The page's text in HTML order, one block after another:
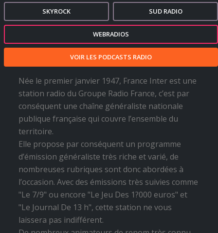
SKYROCK SUD RADIO
WEBRADIOS
VOIR LES PODCASTS RADIO
Née le premier janvier 1947, France Inter est une
station radio du Groupe Radio France, c’est par
conséquent une chaîne généraliste nationale
publique française qui couvre l’ensemble du
territoire.
Elle propose par conséquent un programme
d’émission généraliste très riche et varié, de
nombreuses rubriques sont donc abordées à
l’occasion. Avec des émissions très suivies comme
"Le 7/9" ou encore "Le Jeu Des 1?000 euros" et
"Le Journal De 13 h", cette station ne vous
laissera pas indifférent.